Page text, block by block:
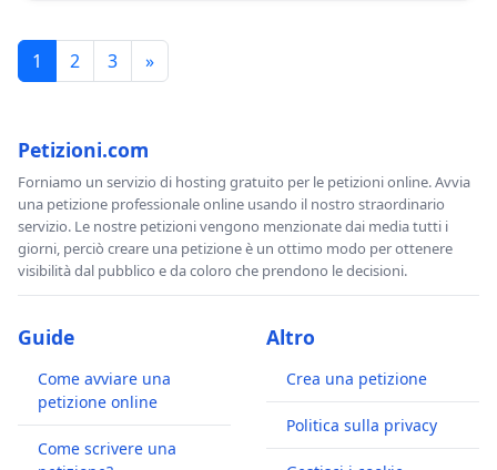
1 2 3 »
Petizioni.com
Forniamo un servizio di hosting gratuito per le petizioni online. Avvia
una petizione professionale online usando il nostro straordinario
servizio. Le nostre petizioni vengono menzionate dai media tutti i
giorni, perciò creare una petizione è un ottimo modo per ottenere
visibilità dal pubblico e da coloro che prendono le decisioni.
Guide
Come avviare una
petizione online
Come scrivere una
Altro
Crea una petizione
Politica sulla privacy